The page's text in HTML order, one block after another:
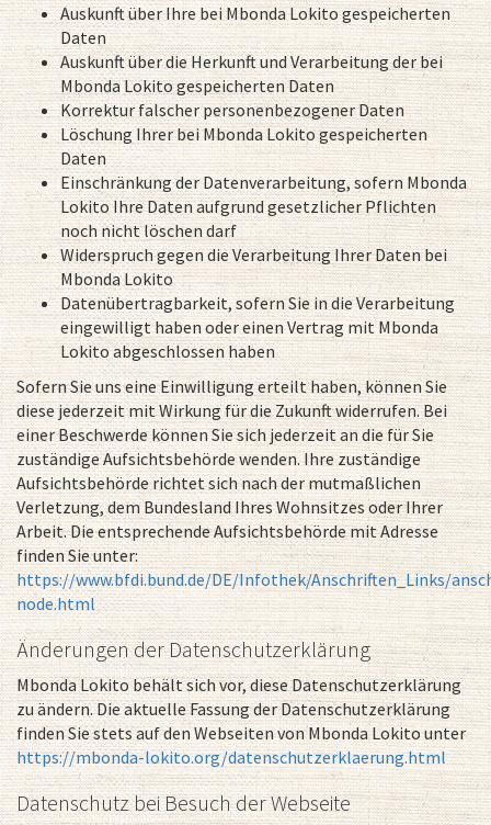
Auskunft über Ihre bei Mbonda Lokito gespeicherten
Daten
Auskunft über die Herkunft und Verarbeitung der bei
Mbonda Lokito gespeicherten Daten
Korrektur falscher personenbezogener Daten
Löschung Ihrer bei Mbonda Lokito gespeicherten
Daten
Einschränkung der Datenverarbeitung, sofern Mbonda
Lokito Ihre Daten aufgrund gesetzlicher Pflichten
noch nicht löschen darf
Widerspruch gegen die Verarbeitung Ihrer Daten bei
Mbonda Lokito
Datenübertragbarkeit, sofern Sie in die Verarbeitung
eingewilligt haben oder einen Vertrag mit Mbonda
Lokito abgeschlossen haben
Sofern Sie uns eine Einwilligung erteilt haben, können Sie
diese jederzeit mit Wirkung für die Zukunft widerrufen. Bei
einer Beschwerde können Sie sich jederzeit an die für Sie
zuständige Aufsichtsbehörde wenden. Ihre zuständige
Aufsichtsbehörde richtet sich nach der mutmaßlichen
Verletzung, dem Bundesland Ihres Wohnsitzes oder Ihrer
Arbeit. Die entsprechende Aufsichtsbehörde mit Adresse
finden Sie unter:
https://www.bfdi.bund.de/DE/Infothek/Anschriften_Links/
node.html
Änderungen der Datenschutzerklärung
Mbonda Lokito behält sich vor, diese Datenschutzerklärung
zu ändern. Die aktuelle Fassung der Datenschutzerklärung
finden Sie stets auf den Webseiten von Mbonda Lokito unter
https://mbonda-lokito.org/datenschutzerklaerung.html
Datenschutz bei Besuch der Webseite